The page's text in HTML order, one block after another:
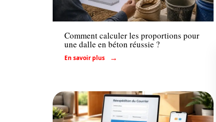
Rénover
Comment calculer les proportions pour
une dalle en béton réussie ?
En savoir plus